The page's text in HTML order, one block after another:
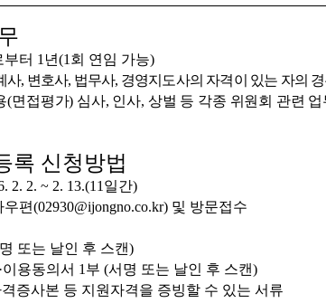
터 1년(1회 연임 가능)
, 변호사, 법무사, 경영지도사의 자격이 있는 자의
(면접평가) 심사, 인사, 상벌 등 각종 위원회 관련 업
록 신청방법
2. 2. ~ 2. 13.(11일간)
우편(02930@ijongno.co.kr) 및 방문접수
또는 날인 후 스캔)
용동의서 1부 (서명 또는 날인 후 스캔)
증사본 등 지원자격을 증빙할 수 있는 서류